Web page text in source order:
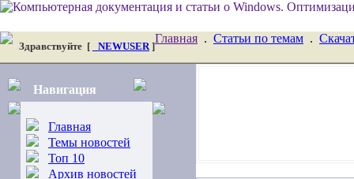
Здравствуйте [ _NEWUSER]
Главная . Статьи по темам .
Навигация
Главная
Темы новостей
Топ 10
Архив новостей